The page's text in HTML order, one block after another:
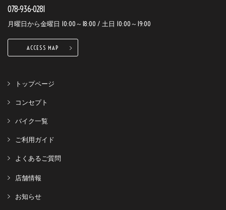
078-936-0281
月曜日から金曜日 10:00～18:00 / 土日 10:00～19:00
ACCESS MAP
トップページ
コンセプト
バイク一覧
ご利用ガイド
よくあるご質問
店舗情報
お知らせ